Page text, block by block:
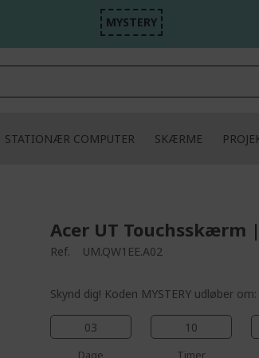
MYSTERY
STATIONÆR COMPUTER SKÆRME
Acer UT Touchsskærm
Ref. UM.QW1EE.A02
Skynd dig! Koden MYSTERY udløber om:
03
Dage
10
Timer